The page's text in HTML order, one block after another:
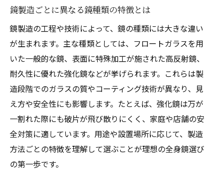
鏡製造ごとに異なる鏡種類の特徴とは
鏡製造の工程や技術によって、鏡の種類には大きな違い
が生まれます。主な種類としては、フロートガラスを用
いた一般的な鏡、表面に特殊加工が施された高反射鏡、
耐久性に優れた強化鏡などが挙げられます。これらは製
造段階でのガラスの質やコーティング技術が異なり、見
え方や安全性にも影響します。たとえば、強化鏡は万が
一割れた際にも破片が飛び散りにくく、家庭や店舗の安
全対策に適しています。用途や設置場所に応じて、製造
方法ごとの特徴を理解して選ぶことが理想の全身鏡選び
の第一歩です。